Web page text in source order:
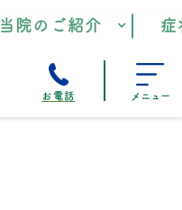
当院のご紹介
お電話 メニュー